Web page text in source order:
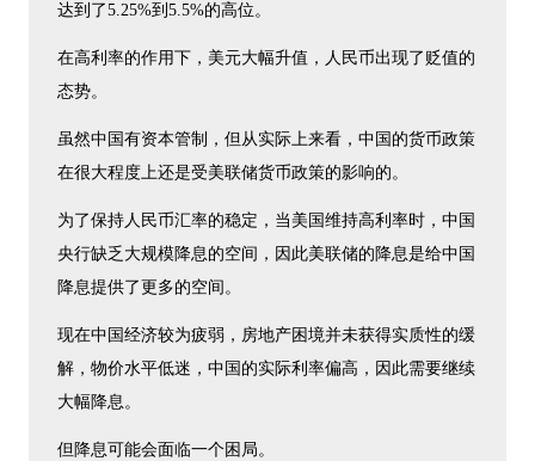
达到了5.25%到5.5%的高位。
在高利率的作用下，美元大幅升值，人民币出现了贬值的
态势。
虽然中国有资本管制，但从实际上来看，中国的货币政策
在很大程度上还是受美联储货币政策的影响的。
为了保持人民币汇率的稳定，当美国维持高利率时，中国
央行缺乏大规模降息的空间，因此美联储的降息是给中国
降息提供了更多的空间。
现在中国经济较为疲弱，房地产困境并未获得实质性的缓
解，物价水平低迷，中国的实际利率偏高，因此需要继续
大幅降息。
但降息可能会面临一个困局。